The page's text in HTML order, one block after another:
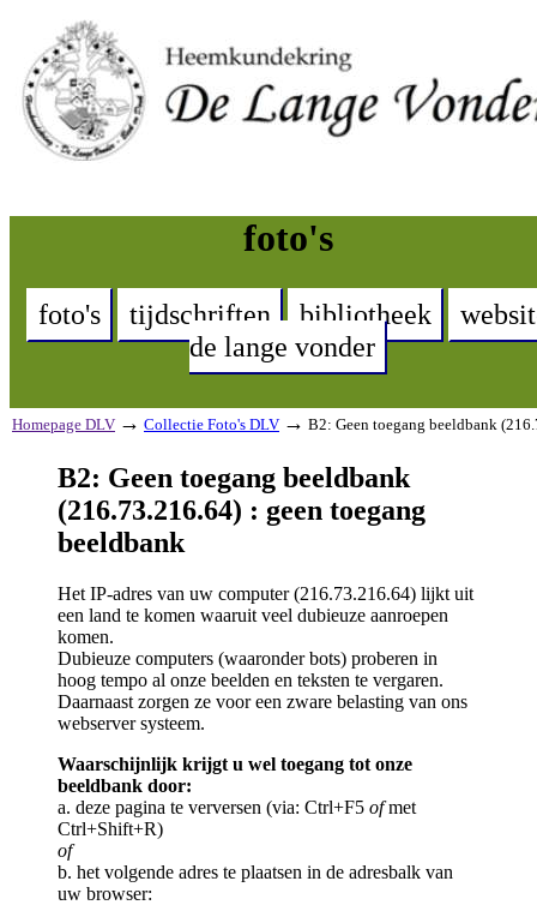
foto's
foto's tijdschriften bibliotheek
de lange vonder
Homepage DLV → Collectie Foto's DLV → B2: Geen toegang beeldbank
B2: Geen toegang beeldbank
(216.73.216.64) : geen toegang
beeldbank
Het IP-adres van uw computer (216.73.216.64) lijkt uit
een land te komen waaruit veel dubieuze aanroepen
komen.
Dubieuze computers (waaronder bots) proberen in
hoog tempo al onze beelden en teksten te vergaren.
Daarnaast zorgen ze voor een zware belasting van ons
webserver systeem.
Waarschijnlijk krijgt u wel toegang tot onze
beeldbank door:
a. deze pagina te verversen (via: Ctrl+F5 ofmet
Ctrl+Shift+R)
of
b. het volgende adres te plaatsen in de adresbalk van
uw browser: